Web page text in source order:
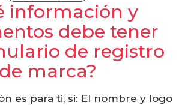
Registro de marca
Precios
Blog
Contacto
información y
debe tener
de registro
de marca?
es para ti, si: El nombre y logo